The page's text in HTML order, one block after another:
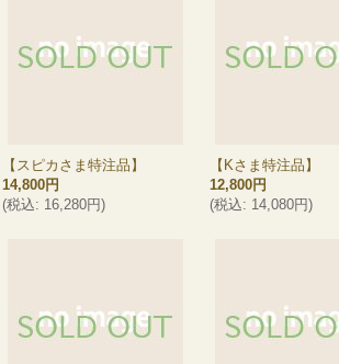
【スピカさま特注品】
14,800円
(税込: 16,280円)
【Kさま特注品】
12,800円
(税込: 14,080円)